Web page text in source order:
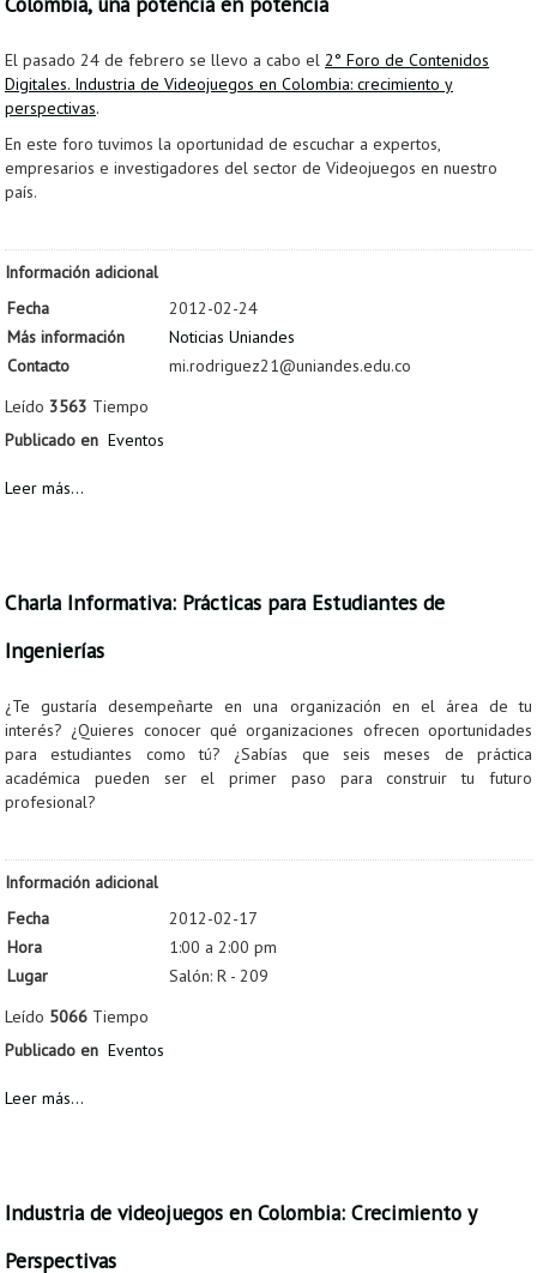
El pasado 24 de febrero se llevo a cabo el 2° Foro de Contenidos
Digitales. Industria de Videojuegos en Colombia: crecimiento y
perspectivas.
En este foro tuvimos la oportunidad de escuchar a expertos,
empresarios e investigadores del sector de Videojuegos en nuestro
país.
Información adicional
Fecha
2012-02-24
Más información
Noticias Uniandes
Contacto
mi.rodriguez21@uniandes.edu.co
Leído 3563 Tiempo
Publicado en Eventos
Leer más...
Charla Informativa: Prácticas para Estudiantes de
Ingenierías
¿Te gustaría desempeñarte en una organización en el área de tu
interés? ¿Quieres conocer qué organizaciones ofrecen oportunidades
para estudiantes como tú? ¿Sabías que seis meses de práctica
académica pueden ser el primer paso para construir tu futuro
profesional?
Información adicional
Fecha
2012-02-17
Hora
1:00 a 2:00 pm
Lugar
Salón: R - 209
Leído 5066 Tiempo
Publicado en Eventos
Leer más...
Industria de videojuegos en Colombia: Crecimiento y
Perspectivas
Proyecto de grado
Reingreso
Reintegro
Retiro voluntario
Tarifas
Grado